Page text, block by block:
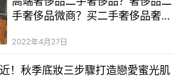
手奢侈品微商？买二手奢侈品奢侈
2022年4月27日
！秋季底妝三步驟打造戀愛蜜光肌